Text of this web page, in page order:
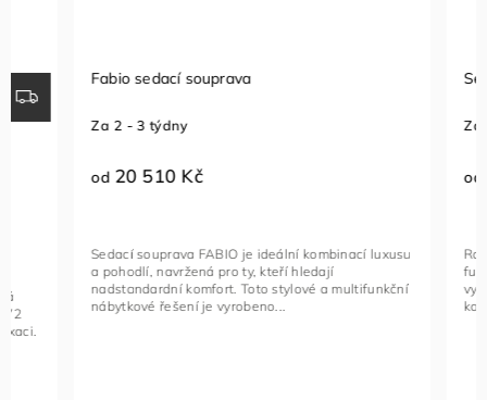
Fabio sedací souprava
Za 2 - 3 týdny
20 510 Kč
Sedací souprava FABIO je ideální kombinací luxusu
a pohodlí, navržená pro ty, kteří hledají
nadstandardní komfort. Toto stylové a multifunkční
nábytkové řešení je vyrobeno...
Sedací
Za 1 - 2
23
Rohová
funkční
vybavený
kovovými